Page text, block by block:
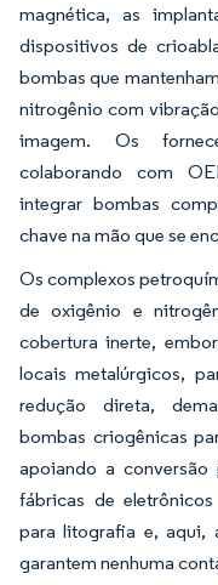
magnética, as
dispositivos de
bombas que
nitrogênio com
imagem. Os
colaborando com
integrar bombas
chave na mão que se
Os complexos
de oxigênio e
cobertura inerte,
locais metalúrgicos,
redução direta,
bombas criogênicas
apoiando a
fábricas de
para litografia e, aqui,
garantem nenhuma